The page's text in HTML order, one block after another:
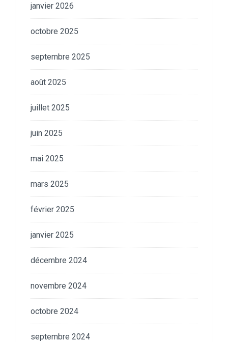
janvier 2026
octobre 2025
septembre 2025
août 2025
juillet 2025
juin 2025
mai 2025
mars 2025
février 2025
janvier 2025
décembre 2024
novembre 2024
octobre 2024
septembre 2024